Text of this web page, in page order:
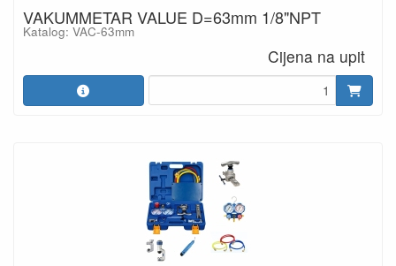
VAKUMMETAR VALUE D=63mm 1/8"NPT
Katalog: VAC-63mm
Cijena na upit